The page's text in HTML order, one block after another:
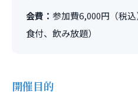
会費： 参加費6,000円（税
食付、飲み放題）
開催目的